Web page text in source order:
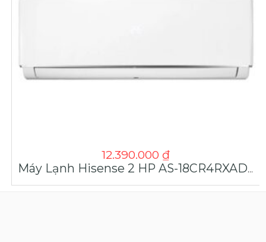
12.390.000 ₫
Máy Lạnh Hisense 2 HP AS-18CR4RXADBI00 | Máy Lạnh Giá Sỉ